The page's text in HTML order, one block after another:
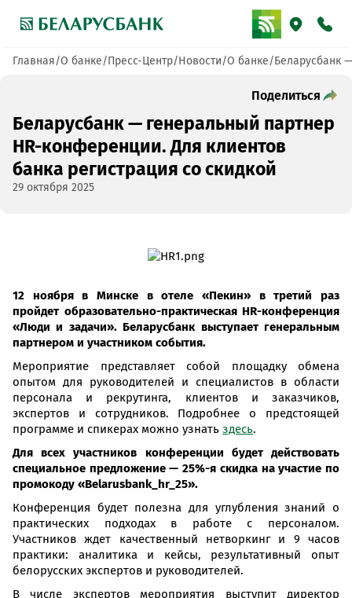
Главная О банке Пресс-Центр Новости О банке Беларусбанк
Поделиться
Беларусбанк — генеральный партнер
HR-конференции. Для клиентов
банка регистрация со скидкой
29 октября 2025
12 ноября в Минске в отеле «Пекин» в третий раз
пройдет образовательно-практическая HR-конференция
«Люди и задачи». Беларусбанк выступает генеральным
партнером и участником события.
Мероприятие представляет собой площадку обмена
опытом для руководителей и специалистов в области
персонала и рекрутинга, клиентов и заказчиков,
экспертов и сотрудников. Подробнее о предстоящей
программе и спикерах можно узнать здесь.
Для всех участников конференции будет действовать
специальное предложение — 25%-я скидка на участие по
промокоду «Belarusbank_hr_25».
Конференция будет полезна для углубления знаний о
практических подходах в работе с персоналом.
Участников ждет качественный нетворкинг и 9 часов
практики: аналитика и кейсы, результативный опыт
белорусских экспертов и руководителей.
В числе экспертов мероприятия выступит директор